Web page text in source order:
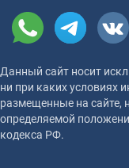
Данный сайт носит
ни при каких условиях
размещенные на сайте,
определяемой
кодекса РФ.